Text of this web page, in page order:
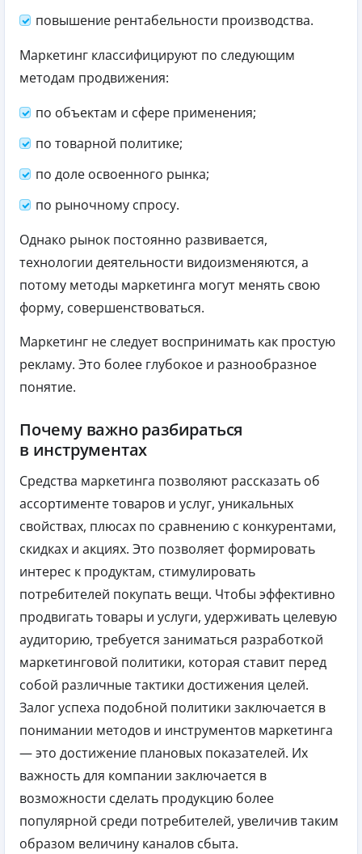
повышение рентабельности производства.
Маркетинг классифицируют по следующим
методам продвижения:
по объектам и сфере применения;
по товарной политике;
по доле освоенного рынка;
по рыночному спросу.
Однако рынок постоянно развивается,
технологии деятельности видоизменяются, а
потому методы маркетинга могут менять свою
форму, совершенствоваться.
Маркетинг не следует воспринимать как простую
рекламу. Это более глубокое и разнообразное
понятие.
Почему важно разбираться
в инструментах
Средства маркетинга позволяют рассказать об
ассортименте товаров и услуг, уникальных
свойствах, плюсах по сравнению с конкурентами,
скидках и акциях. Это позволяет формировать
интерес к продуктам, стимулировать
потребителей покупать вещи. Чтобы эффективно
продвигать товары и услуги, удерживать целевую
аудиторию, требуется заниматься разработкой
маркетинговой политики, которая ставит перед
собой различные тактики достижения целей.
Залог успеха подобной политики заключается в
понимании методов и инструментов маркетинга
— это достижение плановых показателей. Их
важность для компании заключается в
возможности сделать продукцию более
популярной среди потребителей, увеличив таким
образом величину каналов сбыта.